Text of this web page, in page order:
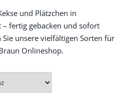
und Plätzchen in
fertig gebacken und sofort
unsere vielfältigen Sorten für
Onlineshop.